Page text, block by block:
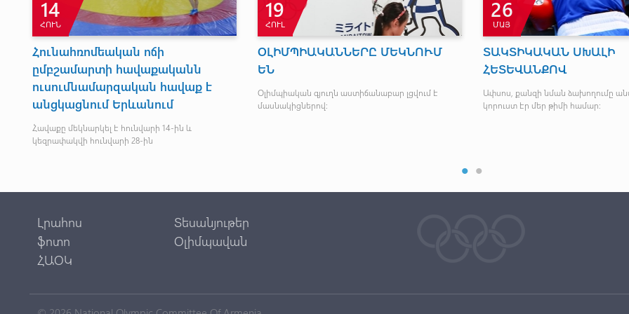
14
ՀՈՒՆ
Հունահռոմեական ոճի
ըմբշամարտի հավաքականն
ուսումնամարզական հավաք է
անցկացնում Երևանում
Հավաքը մեկնարկել է հունվարի 14-ին և
կեզրափակվի հունվարի 28-ին
19
ՀՈՒԼ
ՕԼԻՄՊԻԱԿԱՆՆԵՐԸ ՄԵԿՆՈՒՄ
ԵՆ
Օլիմպիական գյուղն աստիճանաբար լցվում է
մասնակիցներով:
26
ՄԱՅ
ՏԱԿՏԻԿԱԿԱՆ ՍԽԱԼԻ
ՀԵՏԵՎԱՆՔՈՎ
Ափսոս, քանզի նման ձախողումը
կորուստ էր մեր թիմի համար:
Լրահոս
Տեսանյութեր
ֆոտո
Օլիմպավան
ՀԱՕԿ